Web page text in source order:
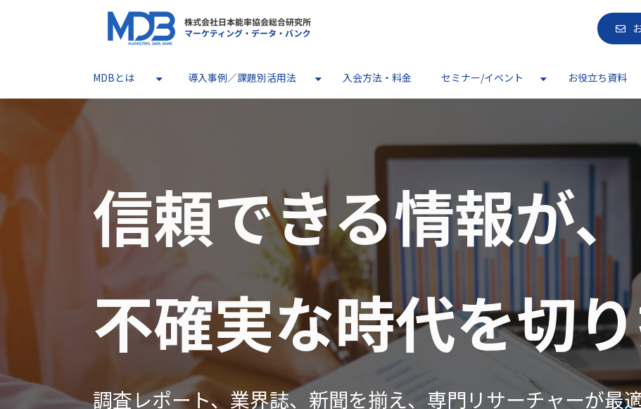
MDBとは 導入事例／課題別活用法 入会方法・料金 セミナー/イベント お役立ち資料
信頼できる情報が、
不確実な時代を切
調査レポート、業界誌、新聞を揃え、専門リサーチャーが最